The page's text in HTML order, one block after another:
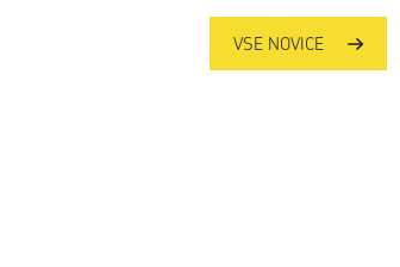
VSE NOVICE